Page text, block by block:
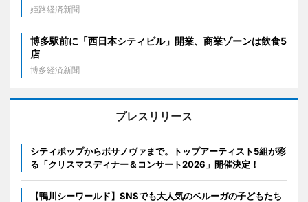
姫路経済新聞
博多駅前に「西日本シティビル」開業、商業ゾーンは飲食5
店
博多経済新聞
プレスリリース
シティポップからボサノヴァまで。トップアーティスト5組が彩
る「クリスマスディナー＆コンサート2026」開催決定！
【鴨川シーワールド】SNSでも大人気のベルーガの子どもたち